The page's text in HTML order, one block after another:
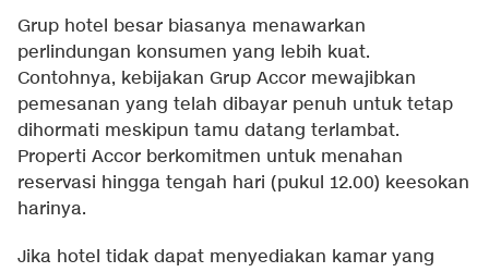
Grup hotel besar biasanya menawarkan
perlindungan konsumen yang lebih kuat.
Contohnya, kebijakan Grup Accor mewajibkan
pemesanan yang telah dibayar penuh untuk tetap
dihormati meskipun tamu datang terlambat.
Properti Accor berkomitmen untuk menahan
reservasi hingga tengah hari (pukul 12.00) keesokan
harinya.
Jika hotel tidak dapat menyediakan kamar yang